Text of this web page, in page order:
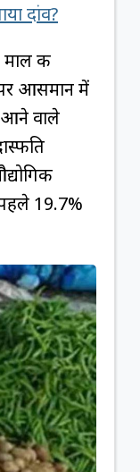
दांव?
की
आसमान में
आने वाले
19.7%